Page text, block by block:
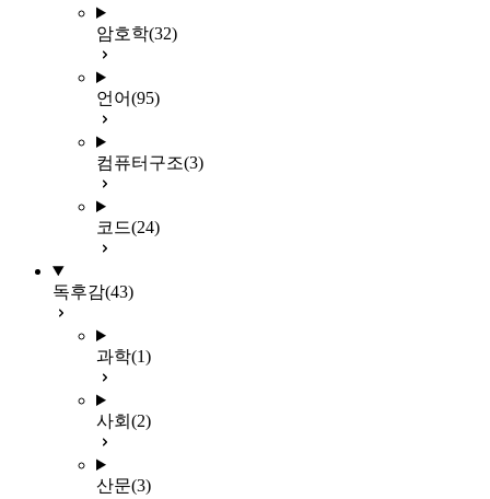
암호학(32)
언어(95)
컴퓨터구조(3)
코드(24)
독후감(43)
과학(1)
사회 (2)
산문(3)